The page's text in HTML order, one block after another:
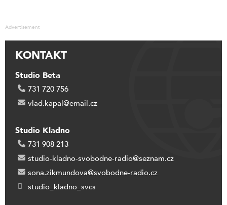
Advertisement
KONTAKT
Studio Beta
731 720 756
vlad.kapal@email.cz
Studio Kladno
731 908 213
studio-kladno-svobodne-radio@seznam.cz
sona.zikmundova@svobodne-radio.cz
studio_kladno_svcs